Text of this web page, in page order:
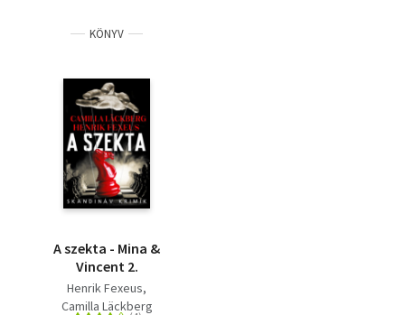
KÖNYV
A szekta - Mina &
Vincent 2.
Henrik Fexeus
Camilla Läckberg